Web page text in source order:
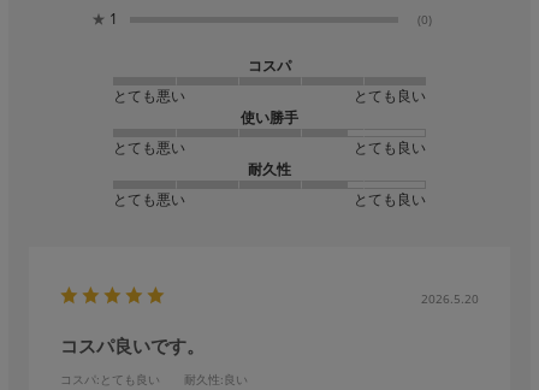
★ 1 (0)
コスパ
とても悪い
とても良い
使い勝手
とても悪い
とても良い
耐久性
とても悪い
とても良い
2026.5.20
コスパ良いです。
コスパ:とても良い 耐久性:良い